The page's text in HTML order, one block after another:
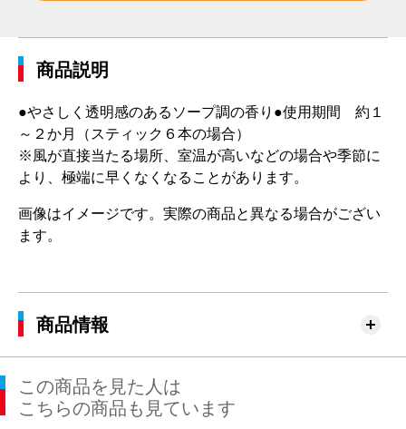
商品説明
●やさしく透明感のあるソープ調の香り●使用期間 約１
～２か月（スティック６本の場合）
※風が直接当たる場所、室温が高いなどの場合や季節に
より、極端に早くなくなることがあります。
画像はイメージです。実際の商品と異なる場合がござい
ます。
商品情報
この商品を見た人は
こちらの商品も見ています